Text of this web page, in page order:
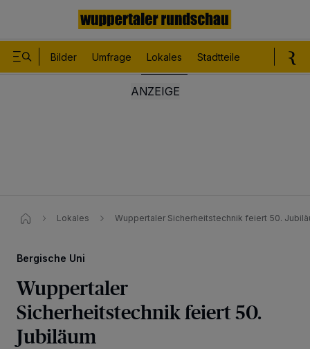
Bilder Umfrage Lokales Stadtteile
Lokales Wuppertaler Sicherheitstechnik feiert 50.
Bergische Uni
Wuppertaler
Sicherheitstechnik feiert 50.
Jubiläum